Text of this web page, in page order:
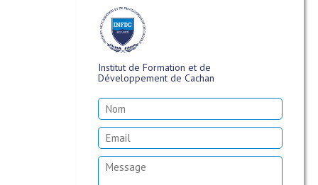
Institut de Formation et de
Développement de Cachan